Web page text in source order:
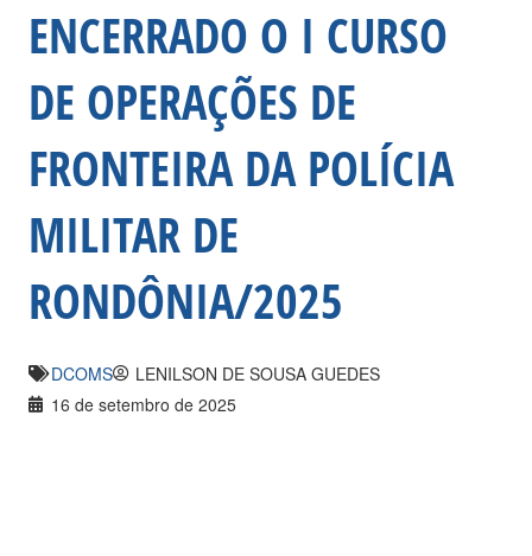
ENCERRADO O I CURSO
DE OPERAÇÕES DE
FRONTEIRA DA POLÍCIA
MILITAR DE
RONDÔNIA/2025
DCOMS
LENILSON DE SOUSA GUEDES
16 de setembro de 2025